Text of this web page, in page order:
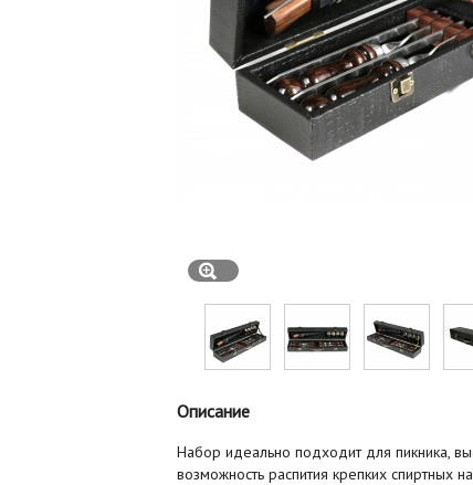
Описание
Набор идеально подходит для пикника,
возможность распития крепких